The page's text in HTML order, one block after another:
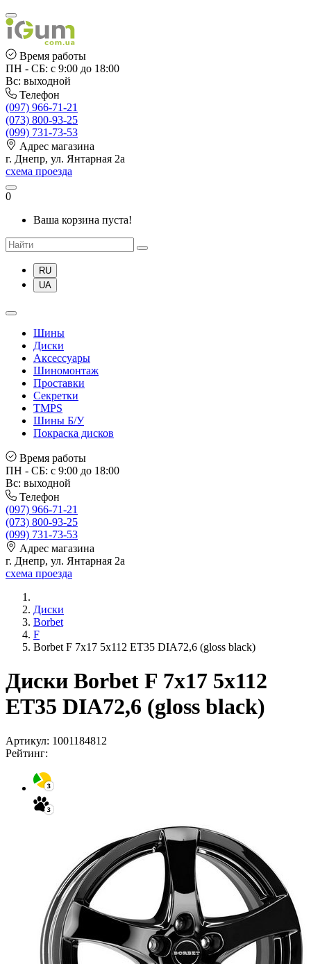
Время работы
ПН - СБ: с 9:00 до 18:00
Вс: выходной
Телефон
(097) 966-71-21
(073) 800-93-25
(099) 731-73-53
Адрес магазина
г. Днепр, ул. Янтарная 2а
схема проезда
0
Ваша корзина пуста!
RU
UA
Шины
Диски
Аксессуары
Шиномонтаж
Проставки
Секретки
TMPS
Шины Б/У
Покраска дисков
Время работы
ПН - СБ: с 9:00 до 18:00
Вс: выходной
Телефон
(097) 966-71-21
(073) 800-93-25
(099) 731-73-53
Адрес магазина
г. Днепр, ул. Янтарная 2а
схема проезда
Диски
Borbet
F
Borbet F 7x17 5x112 ET35 DIA72,6 (gloss black)
Диски Borbet F 7x17 5x112
ET35 DIA72,6 (gloss black)
Артикул: 1001184812
Рейтинг: